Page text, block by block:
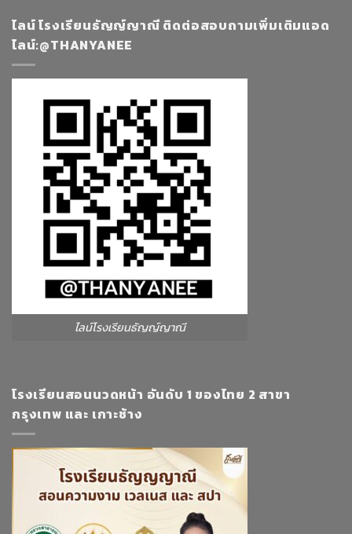
ไลน์ โรงเรียนธัญญ์ญาณี ติดต่อสอบถามเพิ่มเติมแอด
ไลน์:@THANYANEE
ไลน์โรงเรียนธัญญ์ญาณี
โรงเรียนสอนนวดหน้า อันดับ 1 ของไทย 2 สาขา
กรุงเทพ และ เกาะช้าง